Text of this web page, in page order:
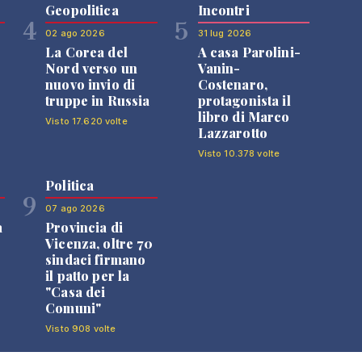
4
Geopolitica
02 ago 2026
La Corea del
Nord verso un
nuovo invio di
truppe in Russia
Visto 17.620 volte
5
Incontri
31 lug 2026
A casa Parolini-
Vanin-
Costenaro,
protagonista il
libro di Marco
Lazzarotto
Visto 10.378 volte
9
Politica
07 ago 2026
Provincia di
Vicenza, oltre 70
sindaci firmano
il patto per la
"Casa dei
Comuni"
Visto 908 volte